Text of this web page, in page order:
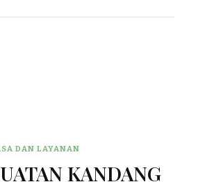
DAN LAYANAN
KANDANG